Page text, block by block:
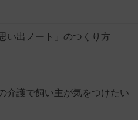
い出ノート」のつくり方
介護で飼い主が気をつけたい